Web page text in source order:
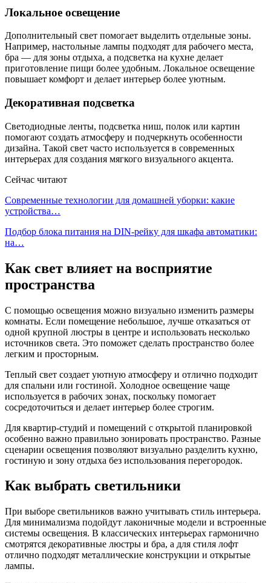
Локальное освещение
Дополнительный свет помогает выделить отдельные зоны.
Например, настольные лампы подходят для рабочего места,
бра — для зоны отдыха, а подсветка на кухне делает
приготовление пищи более удобным. Локальное освещение
повышает комфорт и делает интерьер более уютным.
Декоративная подсветка
Светодиодные ленты, подсветка ниш, полок или картин
помогают создать атмосферу и подчеркнуть особенности
дизайна. Такой свет часто используется в современных
интерьерах для создания мягкого визуального акцента.
Сейчас читают
Современные технологии для домашней уборки: какие
устройства…
Подбор блока питания на DIN-рейку для шкафа автоматики:
на…
Как свет влияет на восприятие
пространства
С помощью освещения можно визуально изменить размеры
комнаты. Если помещение небольшое, лучше отказаться от
одной крупной люстры в центре и использовать несколько
источников света. Это поможет сделать пространство более
легким и просторным.
Теплый свет создает уютную атмосферу и отлично подходит
для спальни или гостиной. Холодное освещение чаще
используется в рабочих зонах, поскольку помогает
сосредоточиться и делает интерьер более строгим.
Для квартир-студий и помещений с открытой планировкой
особенно важно правильно зонировать пространство. Разные
сценарии освещения позволяют визуально разделить кухню,
гостиную и зону отдыха без использования перегородок.
Как выбрать светильники
При выборе светильников важно учитывать стиль интерьера.
Для минимализма подойдут лаконичные модели и встроенные
системы освещения. В классических интерьерах гармонично
смотрятся декоративные люстры и бра, а для стиля лофт
отлично подходят металлические конструкции и открытые
лампы.